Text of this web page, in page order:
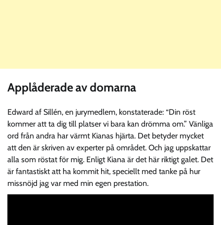
Applåderade av domarna
Edward af Sillén, en jurymedlem, konstaterade: “Din röst
kommer att ta dig till platser vi bara kan drömma om.” Vänliga
ord från andra har värmt Kianas hjärta. Det betyder mycket
att den är skriven av experter på området. Och jag uppskattar
alla som röstat för mig. Enligt Kiana är det här riktigt galet. Det
är fantastiskt att ha kommit hit, speciellt med tanke på hur
missnöjd jag var med min egen prestation.